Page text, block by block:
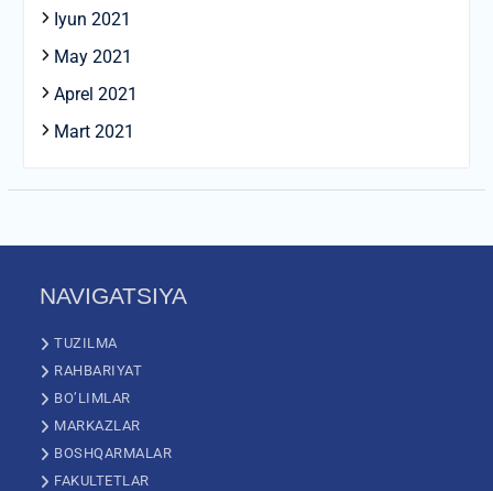
Iyun 2021
May 2021
Aprel 2021
Mart 2021
NAVIGATSIYA
TUZILMA
RAHBARIYAT
BO’LIMLAR
MARKAZLAR
BOSHQARMALAR
FAKULTETLAR